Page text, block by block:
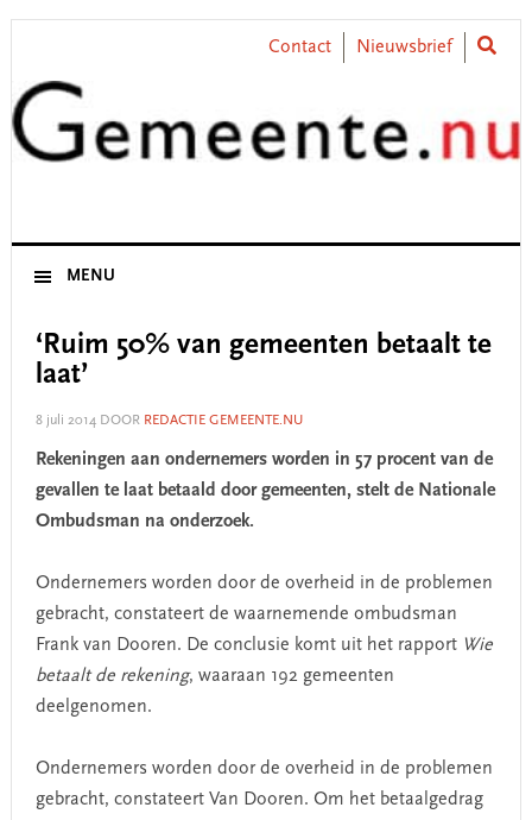
Skip
primary
navigation
Skip
content
Skip
primary
sidebar
Skip
footer
Contact Nieuwsbrief
MENU
‘Ruim 50% van gemeenten betaalt te
laat’
8 juli 2014DOOR REDACTIE GEMEENTE.NU
Rekeningen aan ondernemers worden in 57 procent van de
gevallen te laat betaald door gemeenten, stelt de Nationale
Ombudsman na onderzoek.
Ondernemers worden door de overheid in de problemen
gebracht, constateert de waarnemende ombudsman
Frank van Dooren. De conclusie komt uit het rapport Wie
betaalt de rekening, waaraan 192 gemeenten
deelgenomen.
Ondernemers worden door de overheid in de problemen
gebracht, constateert Van Dooren. Om het betaalgedrag